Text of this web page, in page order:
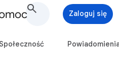
Zaloguj się